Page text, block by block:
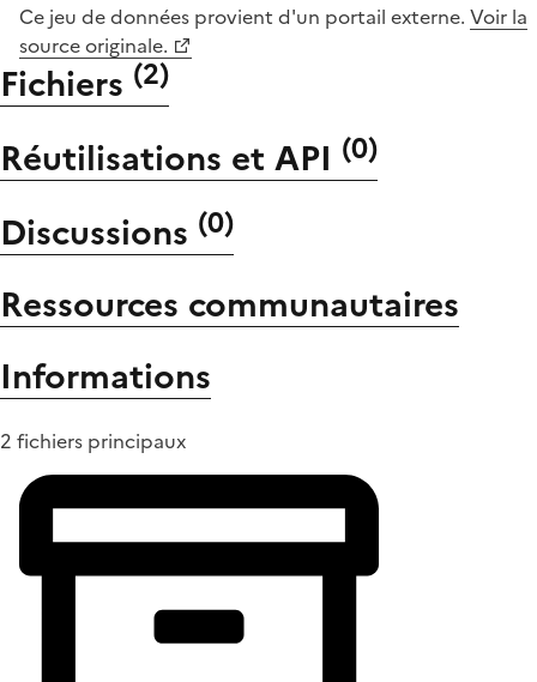
Ce jeu de données provient d'un portail externe. Voir la
source originale.
Fichiers (2)
Réutilisations et API (0)
Discussions (0)
Ressources communautaires
Informations
2 fichiers principaux